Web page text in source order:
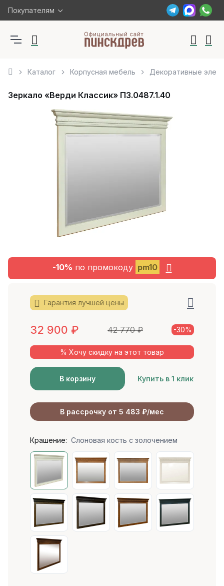
Покупателям
Каталог Корпусная мебель Декоративные
Зеркало «Верди Классик» П3.0487.1.40
-10% по промокоду pm10
Гарантия лучшей цены
32 900 ₽ 42 770₽ -30%
% Хочу скидку на этот товар
В корзину Купить в 1 клик
В рассрочку от 5 483 ₽/мес
Крашение: Слоновая кость с золочением